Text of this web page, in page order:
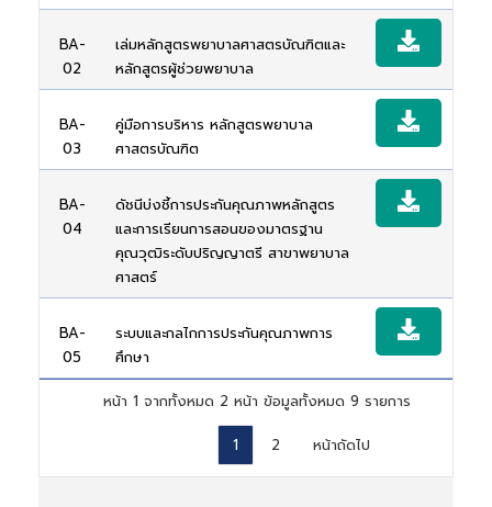
BA-
02
เล่มหลักสูตรพยาบาลศาสตรบัณฑิตและ
หลักสูตรผู้ช่วยพยาบาล
BA-
03
คู่มือการบริหาร หลักสูตรพยาบาล
ศาสตรบัณฑิต
BA-
04
ดัชนีบ่งชี้การประกันคุณภาพหลักสูตร
และการเรียนการสอนของมาตรฐาน
คุณวุฒิระดับปริญญาตรี สาขาพยาบาล
ศาสตร์
BA-
05
ระบบและกลไกการประกันคุณภาพการ
ศึกษา
หน้า 1 จากทั้งหมด 2 หน้า ข้อมูลทั้งหมด 9 รายการ
1 2 หน้าถัดไป